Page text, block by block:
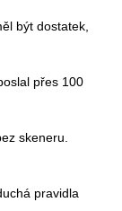
být dostatek,
přes 100
skeneru.
pravidla